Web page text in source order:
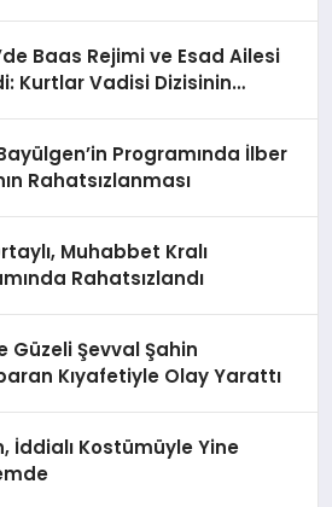
Baas Rejimi ve Esad Ailesi
Kurtlar Vadisi Dizisinin
Programında İlber
Rahatsızlanması
Muhabbet Kralı
Rahatsızlandı
Güzeli Şevval Şahin
Kıyafetiyle Olay Yarattı
İddialı Kostümüyle Yine